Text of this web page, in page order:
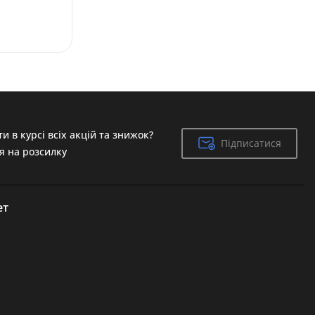
в курсі всіх акцій та знижок?
на розсилку
Підписатися
Підписатися